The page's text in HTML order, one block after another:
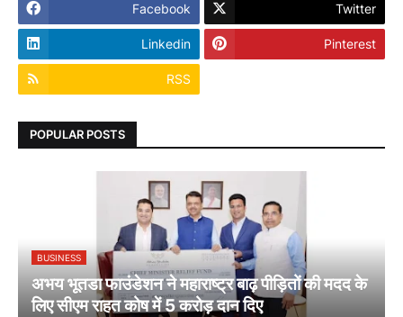
Facebook Twitter
Linkedin Pinterest
RSS
POPULAR POSTS
BUSINESS
अभय भूतडा फाउंडेशन ने महाराष्ट्र बाढ़ पीड़ितों की मदद के
लिए सीएम राहत कोष में 5 करोड़ दान दिए